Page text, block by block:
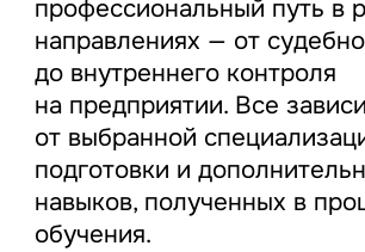
профессиональный путь в
направлениях — от
до внутреннего контроля
на предприятии. Все
от выбранной
подготовки и
навыков, полученных в
обучения.